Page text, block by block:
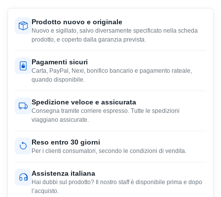
Prodotto nuovo e originale
Nuovo e sigillato, salvo diversamente specificato nella scheda
prodotto, e coperto dalla garanzia prevista.
Pagamenti sicuri
Carta, PayPal, Nexi, bonifico bancario e pagamento rateale,
quando disponibile.
Spedizione veloce e assicurata
Consegna tramite corriere espresso. Tutte le spedizioni
viaggiano assicurate.
Reso entro 30 giorni
Per i clienti consumatori, secondo le condizioni di vendita.
Assistenza italiana
Hai dubbi sul prodotto? Il nostro staff è disponibile prima e dopo
l’acquisto.